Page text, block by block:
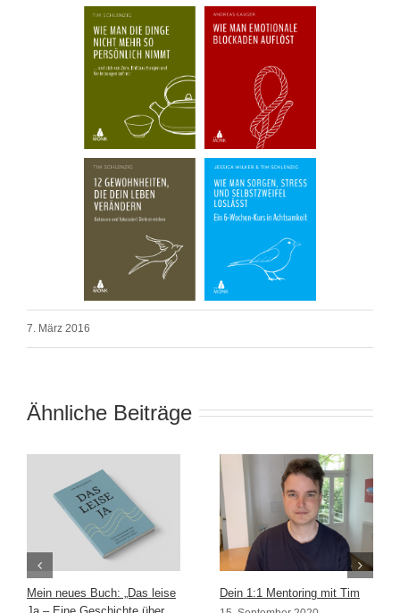
7. März 2016
Ähnliche Beiträge
Mein neues Buch: „Das leise
Dein 1:1 Mentoring mit Tim